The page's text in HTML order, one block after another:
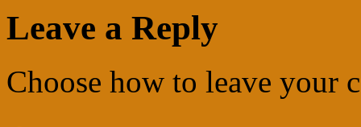
Leave a Reply
Choose how to leave your